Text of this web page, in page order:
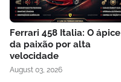
Ferrari 458 Italia: O ápice
da paixão por alta
velocidade
August 03, 2026